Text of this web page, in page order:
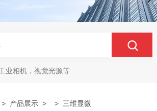
业相机，视觉光源等
> 产品展示 > > 三维显微